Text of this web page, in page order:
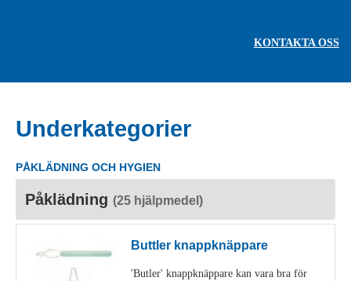
KONTAKTA OSS
Underkategorier
PÅKLÄDNING OCH HYGIEN
Påklädning (25 hjälpmedel)
Buttler knappknäppare
'Butler' knappknäppare kan vara bra för